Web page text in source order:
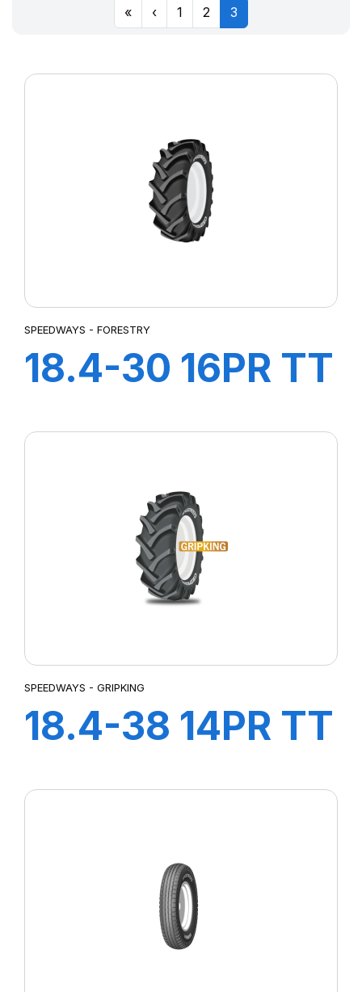
« ‹ 1 2 3
SPEEDWAYS - FORESTRY
18.4-30 16PR TT
SPEEDWAYS - GRIPKING
18.4-38 14PR TT